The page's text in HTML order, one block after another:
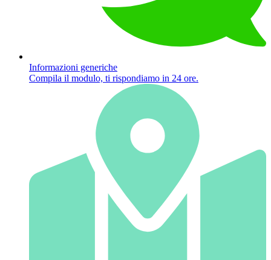
Informazioni generiche
Compila il modulo, ti rispondiamo in 24 ore.